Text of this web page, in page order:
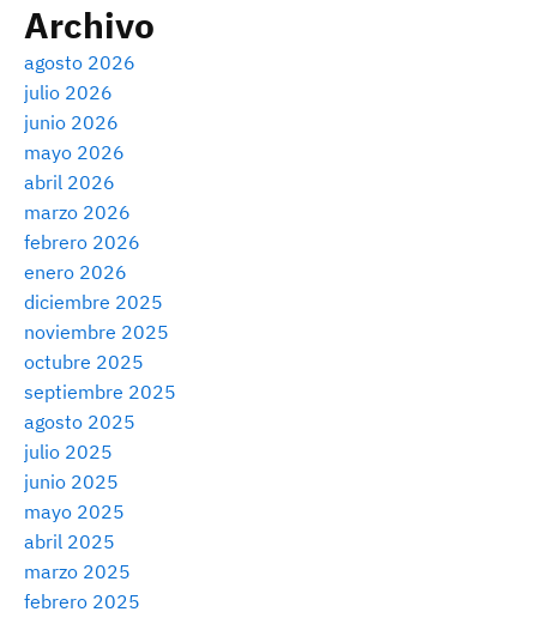
Archivo
agosto 2026
julio 2026
junio 2026
mayo 2026
abril 2026
marzo 2026
febrero 2026
enero 2026
diciembre 2025
noviembre 2025
octubre 2025
septiembre 2025
agosto 2025
julio 2025
junio 2025
mayo 2025
abril 2025
marzo 2025
febrero 2025